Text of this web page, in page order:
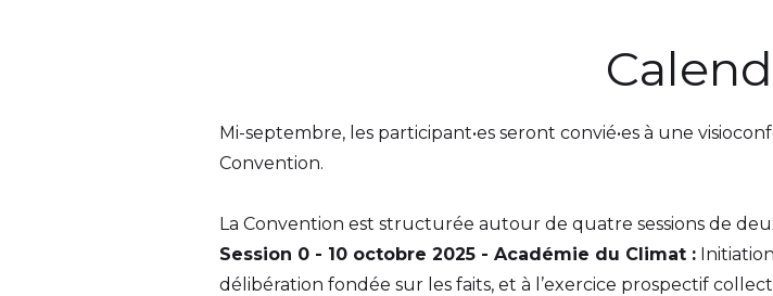
Mi-septembre, les participant•es seront convié•es à une
Convention.
La Convention est structurée autour de quatre sessions de
Session 0 - 10 octobre 2025 - Académie du Climat :
délibération fondée sur les faits, et à l’exercice prospectif